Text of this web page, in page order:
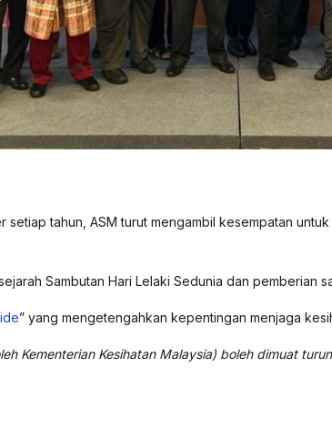
tahun, ASM turut mengambil kesempatan
Sambutan Hari Lelaki Sedunia dan pemberian
” yang mengetengahkan kepentingan menjaga
Kementerian Kesihatan Malaysia) boleh dimuat